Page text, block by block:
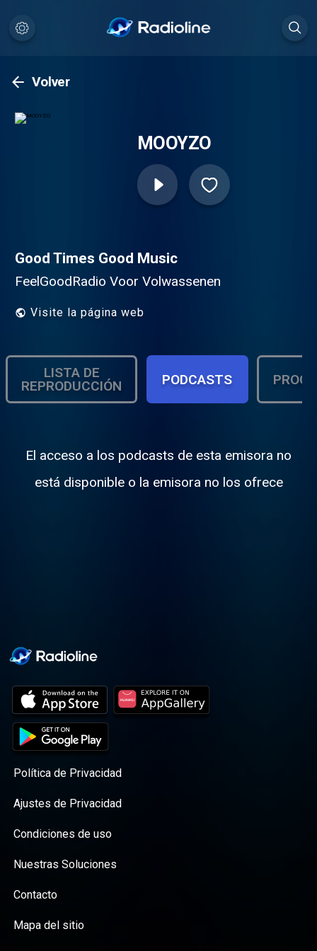
Volver
MOOYZO
Good Times Good Music
FeelGoodRadio Voor Volwassenen
Visite la página web
LISTA DE
REPRODUCCIÓN
PODCASTS
El acceso a los podcasts de esta emisora no
está disponible o la emisora no los ofrece
Política de Privacidad
Ajustes de Privacidad
Condiciones de uso
Nuestras Soluciones
Contacto
Mapa del sitio